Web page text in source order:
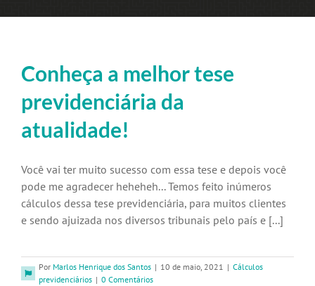
Conheça a melhor tese
previdenciária da
atualidade!
Você vai ter muito sucesso com essa tese e depois você
pode me agradecer heheheh... Temos feito inúmeros
cálculos dessa tese previdenciária, para muitos clientes
e sendo ajuizada nos diversos tribunais pelo país e [...]
Por Marlos Henrique dos Santos | 10 de maio, 2021 | Cálculos
previdenciários | 0 Comentários